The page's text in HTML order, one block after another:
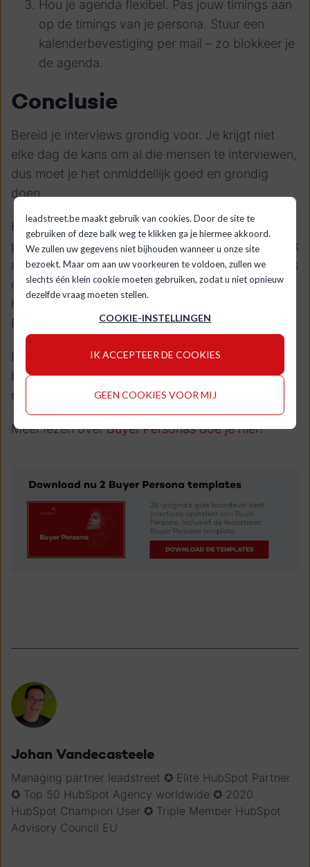
leadstreet.be maakt gebruik van cookies. Door de site te
gebruiken of deze balk weg te klikken ga je hiermee akkoord.
We zullen uw gegevens niet bijhouden wanneer u onze site
bezoekt. Maar om aan uw voorkeuren te voldoen, zullen we
slechts één klein cookie moeten gebruiken, zodat u niet opnieuw
dezelfde vraag moeten stellen.
COOKIE-INSTELLINGEN
IK ACCEPTEER DE COOKIES
GEEN COOKIES VOOR MIJ
Hou je agenda flexibel. Pas jouw timings aan
op de timings van je persona. Stuur een
kalenderbevestiging per mail – zo blokkeer je
de agenda.
Conclusie
Bereid je interviews grondig voor. Je krijgt niet
elke dag de kans om al die mensen te interviewen,
dus moet je het onmiddellijk goed en grondig
doen.
Het eindpunt van je oefening zal een uit vele
profielensamengesteldpersonage zijn. Aarzel ook
niet om meerdere Buyer Personas te maken. Het is
onmogelijk (en vaak ook gewoon verkeerd) om je
hele klantenbestand te integreren in 1 Buyer
Persona.
Het uitwerken van dé perfecte Buyer Persona
bestaat niet, als je dat wat gerust stelt. Mik er nét,
maar dan ook nét onder ;-).
Meer lezen overBuyer Personas doe je hier!
Johan Vandecasteele
Managing partner leadstreet ✪ Elite HubSpot Partner
✪ Top 50 HubSpot Agency worldwide ✪ 2020
HubSpot Champion User ✪ Triple Member HubSpot
Advisory Council EU